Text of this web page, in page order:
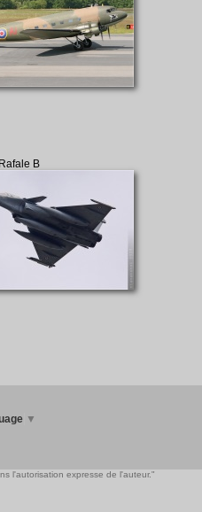
B
▼
l'autorisation expresse de l'auteur."